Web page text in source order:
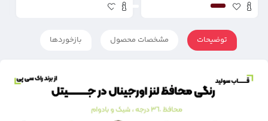
توضیحات مشخصات محصول بازخوردها